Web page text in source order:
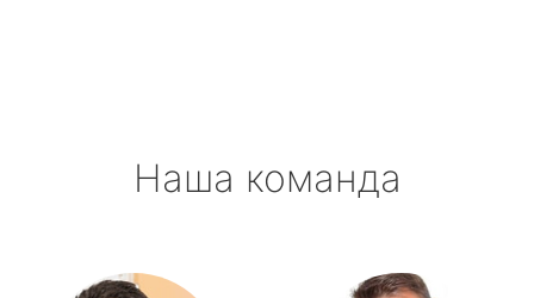
Наша команда